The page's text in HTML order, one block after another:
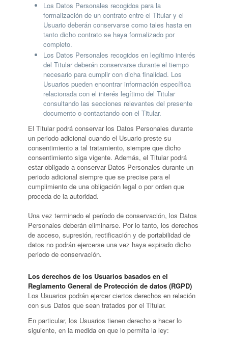
Los Datos Personales recogidos para la
formalización de un contrato entre el Titular y el
Usuario deberán conservarse como tales hasta en
tanto dicho contrato se haya formalizado por
completo.
Los Datos Personales recogidos en legítimo interés
del Titular deberán conservarse durante el tiempo
necesario para cumplir con dicha finalidad. Los
Usuarios pueden encontrar información específica
relacionada con el interés legítimo del Titular
consultando las secciones relevantes del presente
documento o contactando con el Titular.
El Titular podrá conservar los Datos Personales durante
un periodo adicional cuando el Usuario preste su
consentimiento a tal tratamiento, siempre que dicho
consentimiento siga vigente. Además, el Titular podrá
estar obligado a conservar Datos Personales durante un
periodo adicional siempre que se precise para el
cumplimiento de una obligación legal o por orden que
proceda de la autoridad.
Una vez terminado el período de conservación, los Datos
Personales deberán eliminarse. Por lo tanto, los derechos
de acceso, supresión, rectificación y de portabilidad de
datos no podrán ejercerse una vez haya expirado dicho
periodo de conservación.
Los derechos de los Usuarios basados en el
Reglamento General de Protección de datos (RGPD)
Los Usuarios podrán ejercer ciertos derechos en relación
con sus Datos que sean tratados por el Titular.
En particular, los Usuarios tienen derecho a hacer lo
siguiente, en la medida en que lo permita la ley: